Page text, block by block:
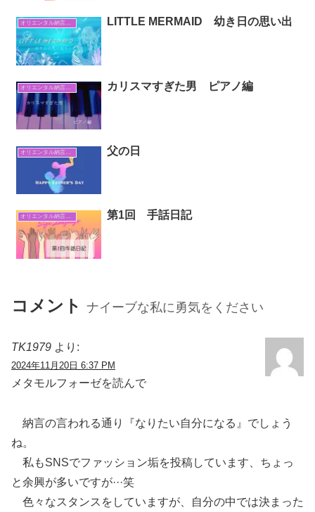
オリエンタル納言日常日記 LITTLE MERMAID 幼き日の思い出
オリエンタル納言日常日記 カリスマすぎた男 ピアノ編
オリエンタル納言日常日記 父の日
オリエンタル納言日常日記 第1回 手話日記
コメント ナイーブな私に勇気をください
TK1979 より:
2024年11月20日 6:37 PM
メタモルフォーゼを読んで
納言の言われる通り『なりたい自分になる』でしょう
ね。
私もSNSでファッション垢を投稿しています、ちょっ
と余興が多いですが···笑
色々なスタンスをしていますが、自分の中では決まった